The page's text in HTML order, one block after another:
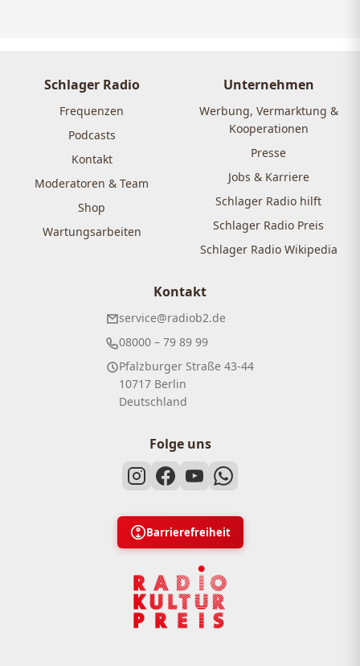
Schlager Radio
Frequenzen
Podcasts
Kontakt
Moderatoren & Team
Shop
Wartungsarbeiten
Unternehmen
Werbung, Vermarktung &
Kooperationen
Presse
Jobs & Karriere
Schlager Radio hilft
Schlager Radio Preis
Schlager Radio Wikipedia
Kontakt
service@radiob2.de
08000 – 79 89 99
Pfalzburger Straße 43-44
10717 Berlin
Deutschland
Folge uns
Barrierefreiheit